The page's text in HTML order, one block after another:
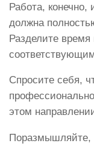
Работа, конечно,
должна
Разделите
Спросите себя,
этом
Поразмышляйте,